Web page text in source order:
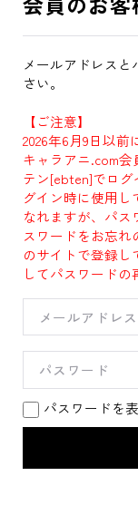
メールアドレス
さい。
【ご注意】
2026年6月9日以
キャラアニ.com会
テン[ebten]でログ
グイン時に使用し
なれますが、パ
スワードをお忘
のサイトで登録し
してパスワードの
パスワードを